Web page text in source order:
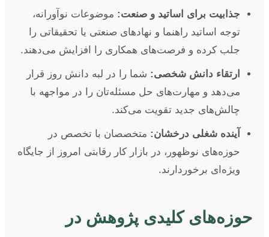
جذابیت برای اساتید و صنعت: موضوعات نوآورانه،
توجه اساتید راهنما و نهادهای صنعتی یا تحقیقاتی را
جلب کرده و فرصت‌های همکاری را افزایش می‌دهند.
ارتقاء دانش شخصی: شما را در لبه دانش روز قرار
می‌دهد و مهارت‌های حل مسئله‌تان را در مواجهه با
چالش‌های جدید تقویت می‌کند.
آینده شغلی درخشان: متخصصان با تخصص در
حوزه‌های نوظهور، در بازار کار رقابتی امروز از جایگاه
ویژه‌ای برخوردارند.
حوزه‌های کلیدی پژوهش در